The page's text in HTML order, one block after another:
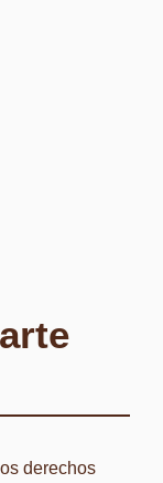
derechos